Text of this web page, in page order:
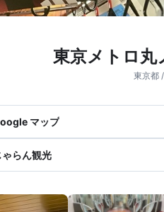
東京メトロ丸
東京都
マップ
ゃらん観光